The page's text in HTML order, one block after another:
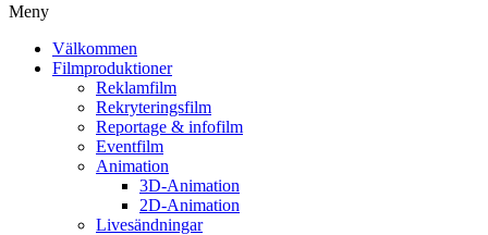
Meny
Välkommen
Filmproduktioner
Reklamfilm
Rekryteringsfilm
Reportage & infofilm
Eventfilm
Animation
3D-Animation
2D-Animation
Livesändningar